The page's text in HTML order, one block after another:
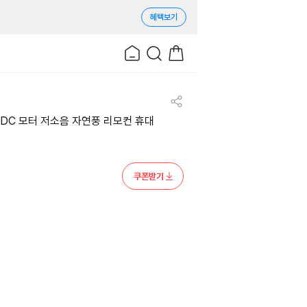
혜택보기
모터 저소음 자연풍 리모컨 휴대
쿠폰받기